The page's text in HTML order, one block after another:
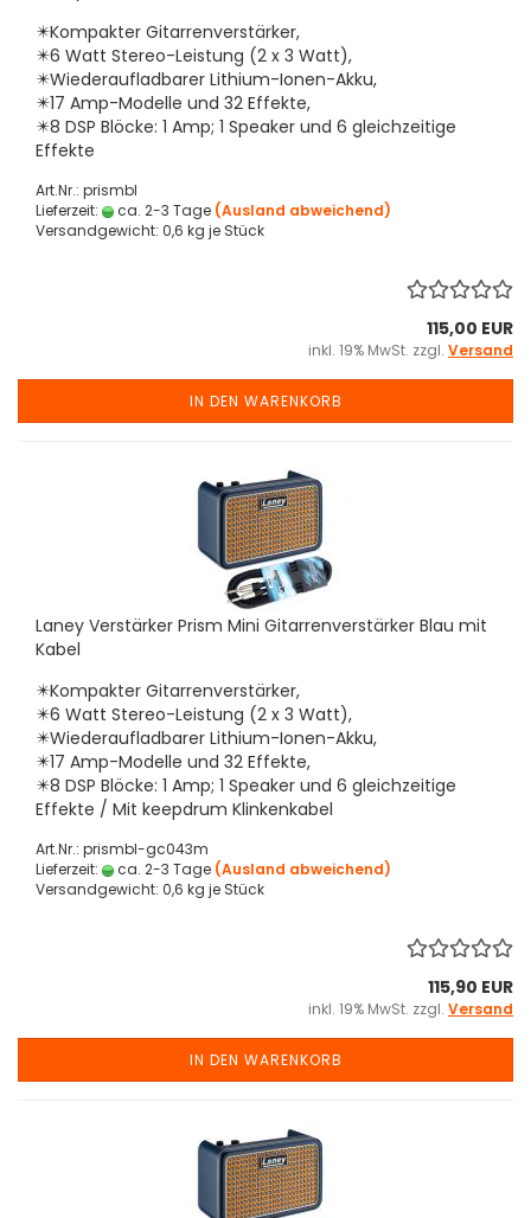
✴️Kompakter Gitarrenverstärker,
✴️6 Watt Stereo-Leistung (2 x 3 Watt),
✴️Wiederaufladbarer Lithium-Ionen-Akku,
✴️17 Amp-Modelle und 32 Effekte,
✴️8 DSP Blöcke: 1 Amp; 1 Speaker und 6 gleichzeitige
Effekte
Art.Nr.: prismbl
Lieferzeit:
ca. 2-3 Tage (Ausland abweichend)
Versandgewicht: 0,6 kg je Stück
115,00 EUR
inkl. 19% MwSt. zzgl. Versand
IN DEN WARENKORB
Laney Verstärker Prism Mini Gitarrenverstärker Blau mit
Kabel
✴️Kompakter Gitarrenverstärker,
✴️6 Watt Stereo-Leistung (2 x 3 Watt),
✴️Wiederaufladbarer Lithium-Ionen-Akku,
✴️17 Amp-Modelle und 32 Effekte,
✴️8 DSP Blöcke: 1 Amp; 1 Speaker und 6 gleichzeitige
Effekte / Mit keepdrum Klinkenkabel
Art.Nr.: prismbl-gc043m
Lieferzeit:
ca. 2-3 Tage (Ausland abweichend)
Versandgewicht: 0,6 kg je Stück
115,90 EUR
inkl. 19% MwSt. zzgl. Versand
IN DEN WARENKORB